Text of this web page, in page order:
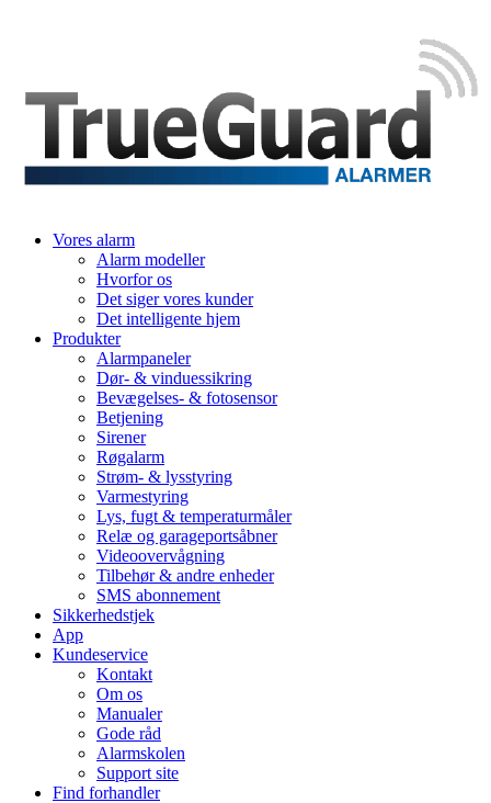
Vores alarm
Alarm modeller
Hvorfor os
Det siger vores kunder
Det intelligente hjem
Produkter
Alarmpaneler
Dør- & vinduessikring
Bevægelses- & fotosensor
Betjening
Sirener
Røgalarm
Strøm- & lysstyring
Varmestyring
Lys, fugt & temperaturmåler
Relæ og garageportsåbner
Videoovervågning
Tilbehør & andre enheder
SMS abonnement
Sikkerhedstjek
App
Kundeservice
Kontakt
Om os
Manualer
Gode råd
Alarmskolen
Support site
Find forhandler